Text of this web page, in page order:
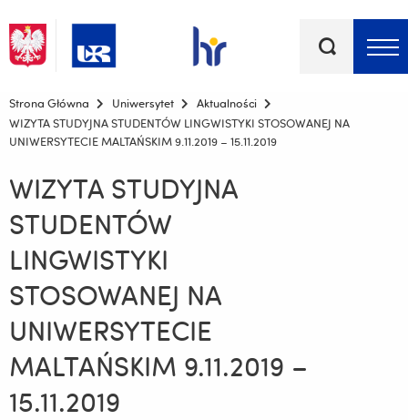
kluczowe
Menu - górna belka
Strona Główna Uniwersytet
Aktualności
WIZYTA STUDYJNA STUDENTÓW LINGWISTYKI STOSOWANEJ NA
UNIWERSYTECIE MALTAŃSKIM 9.11.2019 – 15.11.2019
WIZYTA STUDYJNA
STUDENTÓW
LINGWISTYKI
STOSOWANEJ NA
UNIWERSYTECIE
MALTAŃSKIM 9.11.2019 –
15.11.2019